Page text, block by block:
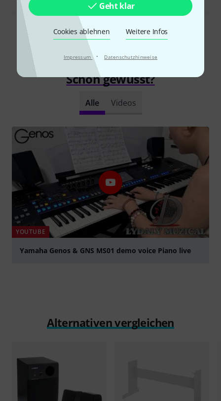
Geht klar
Cookies ablehnen Weitere Infos
Impressum · Datenschutzhinweise
Alle Bewertungen lesen
Schon gewusst?
Alle Videos
YOUTUBE
Yamaha Genos & GNS MS01 demo voice Piano live
Alternativen vergleichen